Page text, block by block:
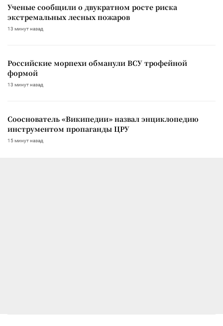
Ученые сообщили о двукратном росте риска
экстремальных лесных пожаров
13 минут назад
Российские морпехи обманули ВСУ трофейной
формой
13 минут назад
Сооснователь «Википедии» назвал энциклопедию
инструментом пропаганды ЦРУ
15 минут назад